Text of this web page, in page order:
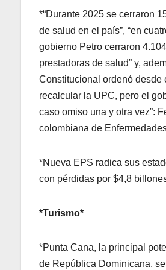
*“Durante 2025 se cerraron
de salud en el país”, “en
gobierno Petro cerraron
prestadoras de salud” y,
Constitucional ordenó desde
recalcular la UPC, pero el
caso omiso una y otra vez”:
colombiana de
*Nueva EPS radica sus
con pérdidas por $4,8
*Turismo*
*Punta Cana, la principal
de República Dominicana,